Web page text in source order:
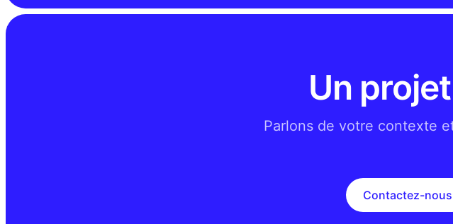
Un
Parlons de votre contexte
Contactez-nous